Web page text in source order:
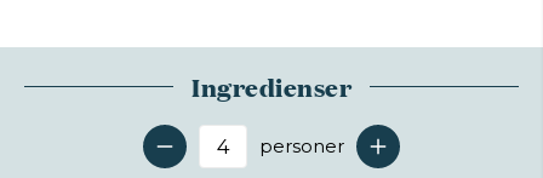
Ingredienser
Antal serveringer
personer